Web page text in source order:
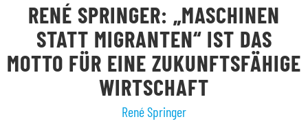
LANDESGRUPPEN
VERANSTALTUNGEN
RENÉ SPRINGER: „MASCHINEN
STATT MIGRANTEN“ IST DAS
MOTTO FÜR EINE ZUKUNFTSFÄHIGE
WIRTSCHAFT
René Springer